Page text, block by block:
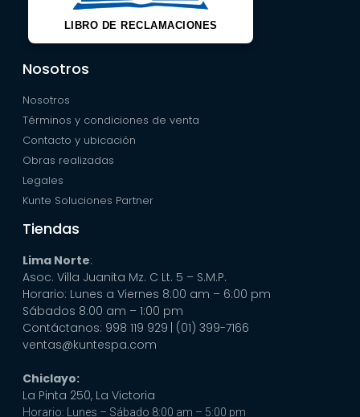
LIBRO DE RECLAMACIONES
Nosotros
Nosotros
Términos y condiciones de venta
Contacto y ubicación
Obras realizadas
Legales
Kunte Soluciones Partner
Tiendas
Lima Norte:
Asoc. Villa Juanita Mz. C Lt. 5 – S.M.P.
Horario: Lunes a Viernes 8:00 am – 6:00 pm
Sábados 8:00 am – 1:00 pm
Contáctanos: 998 119 929 | (01) 399-7166
ventas@kuntespa.com
Chiclayo:
La Pinta 250, La Victoria
Horario: Lunes – Sábado 8:00 am – 5:00 pm